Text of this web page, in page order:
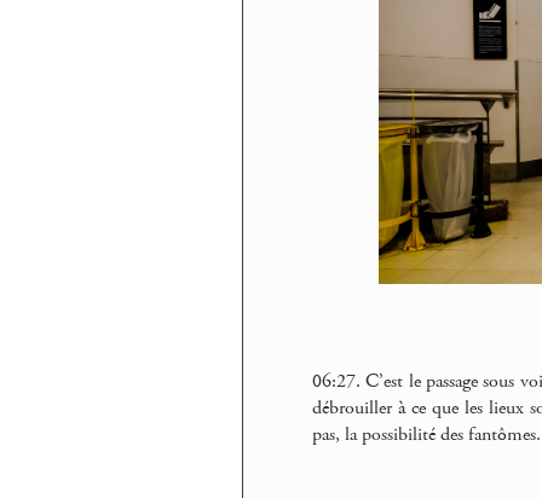
06:27. C’est le passage sous
débrouiller à ce que les lieux
pas, la possibilité des fantômes.